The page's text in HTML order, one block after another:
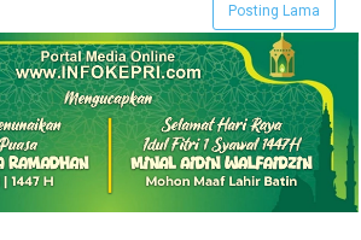
Posting Lama